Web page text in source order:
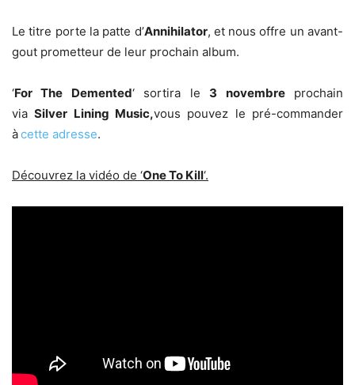
Le titre porte la patte d’Annihilator, et nous offre un avant-
gout prometteur de leur prochain album.
‘For The Demented‘ sortira le 3 novembreprochain
viaSilver Lining Music,vous pouvez le pré-commander
àcette adresse.
Découvrez la vidéo de ‘One To Kill‘.